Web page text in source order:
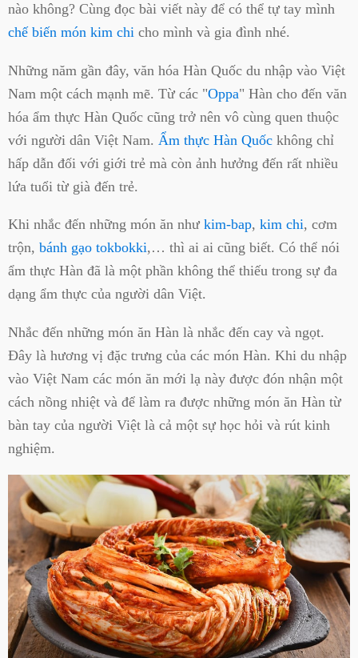
nào không? Cùng đọc bài viết này để có thể tự tay mình
chế biến món kim chi cho mình và gia đình nhé.
Những năm gần đây, văn hóa Hàn Quốc du nhập vào Việt
Nam một cách mạnh mẽ. Từ các "Oppa" Hàn cho đến văn
hóa ẩm thực Hàn Quốc cũng trở nên vô cùng quen thuộc
với người dân Việt Nam. Ẩm thực Hàn Quốc không chỉ
hấp dẫn đối với giới trẻ mà còn ảnh hưởng đến rất nhiều
lứa tuổi từ già đến trẻ.
Khi nhắc đến những món ăn như kim-bap, kim chi, cơm
trộn, bánh gạo tokbokki,… thì ai ai cũng biết. Có thể nói
ẩm thực Hàn đã là một phần không thể thiếu trong sự đa
dạng ẩm thực của người dân Việt.
Nhắc đến những món ăn Hàn là nhắc đến cay và ngọt.
Đây là hương vị đặc trưng của các món Hàn. Khi du nhập
vào Việt Nam các món ăn mới lạ này được đón nhận một
cách nồng nhiệt và để làm ra được những món ăn Hàn từ
bàn tay của người Việt là cả một sự học hỏi và rút kinh
nghiệm.